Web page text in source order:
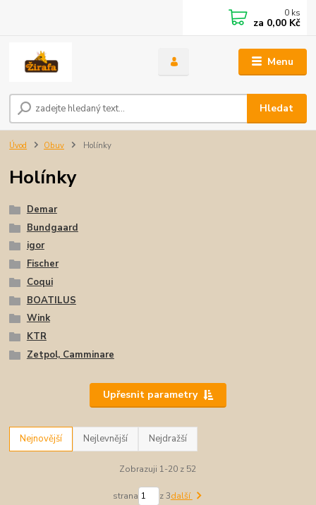
Menu
Hledat
0 ks
za 0,00 Kč
Úvod Obuv Holínky
Holínky
Demar
Bundgaard
igor
Fischer
Coqui
BOATILUS
Wink
KTR
Zetpol, Camminare
Upřesnit parametry
Nejnovější Nejlevnější Nejdražší
Zobrazuji 1-20 z 52
strana z 3další